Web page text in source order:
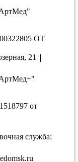
ОТ
21 |
от
служба: